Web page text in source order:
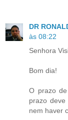
DR
às 08:22
Senhora
Bom dia!
O prazo
prazo
nem haver